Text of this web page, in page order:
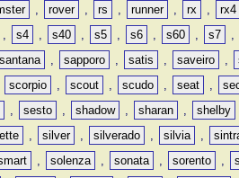
, rover , rs , runner , rx , rx4
, s4 , s40 , s5 , s6 , s60 , s7 ,
santana , sapporo , satis , saveiro ,
scorpio , scout , scudo , seat ,
, sesto , shadow , sharan , shelby
, silver , silverado , silvia ,
, solenza , sonata , sorento ,